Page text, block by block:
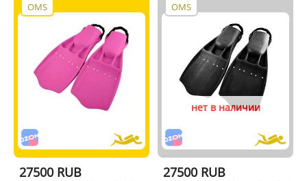
OMS
27500 RUB
OMS
нет в наличии
27500 RUB